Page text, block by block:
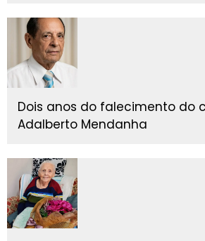
Dois anos do falecimento do
Adalberto Mendanha